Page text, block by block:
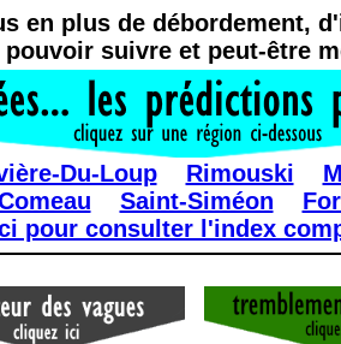
en plus de débordement,
suivre et peut-être
Du-Loup Rimouski
Saint-Siméon
pour consulter l'index